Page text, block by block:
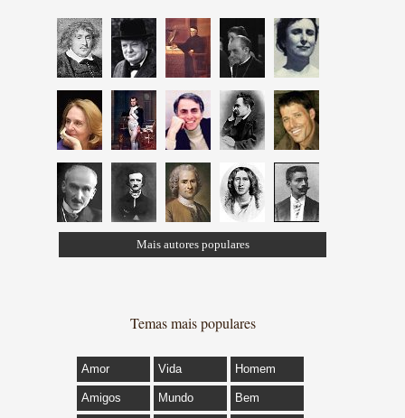
Mais autores populares
Temas mais populares
Amor Vida Homem
Amigos Mundo Bem